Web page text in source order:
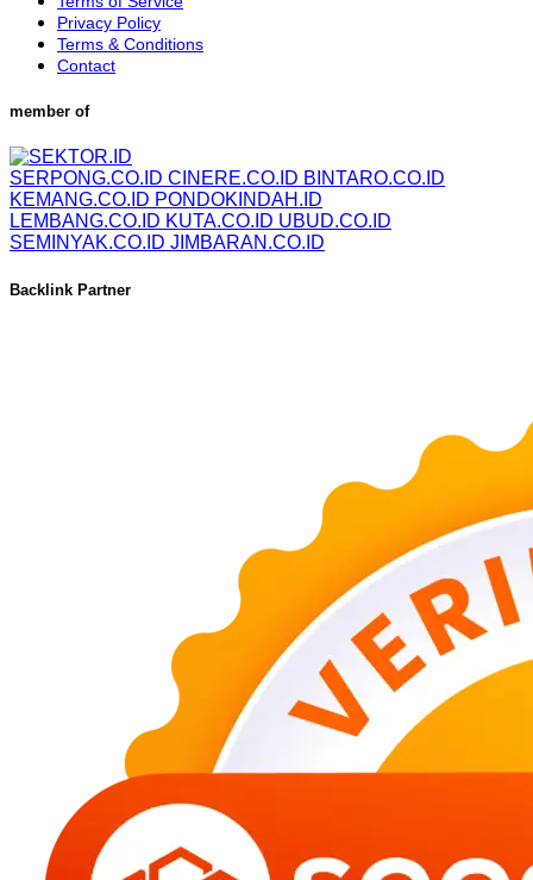
Privacy Policy
Terms & Conditions
Contact
member of
SERPONG.CO.ID CINERE.CO.ID BINTARO.CO.ID
KEMANG.CO.ID PONDOKINDAH.ID
LEMBANG.CO.ID KUTA.CO.ID UBUD.CO.ID
SEMINYAK.CO.ID JIMBARAN.CO.ID
Backlink Partner